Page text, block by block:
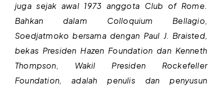
juga sejak awal 1973 anggota Club of Rome.
Bahkan dalam Colloquium Bellagio,
Soedjatmoko bersama dengan Paul J. Braisted,
bekas Presiden Hazen Foundation dan Kenneth
Thompson, Wakil Presiden Rockefeller
Foundation, adalah penulis dan penyusun